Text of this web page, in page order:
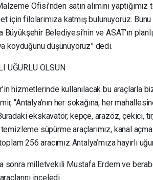
Ofisi’nden satın alımını
için filolarımıza katmış bulunuyoruz.
Belediyesi’nin ve ASAT’ın
koyduğunu düşünüyoruz” dedi.
UĞURLU OLSUN
hizmetlerinde kullanılacak bu
“Antalya’nın her sokağına, her
ekskavatör, kepçe, arazöz, çekici,
süpürme araçlarımız, kanal
256 aracımız Antalya’mıza hayırlı
sonra milletvekili Mustafa Erdem ve
inceledi.